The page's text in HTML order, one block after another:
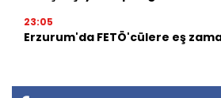
23:05
Erzurum'da FETÖ'cülere eş